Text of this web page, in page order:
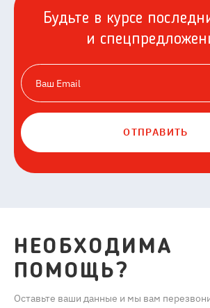
Будьте в курсе
и
ОТПРАВИТЬ
НЕОБХОДИМА
ПОМОЩЬ?
Оставьте ваши данные и мы вам